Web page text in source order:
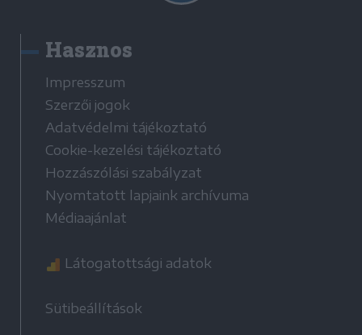
Hasznos
Impresszum
Szerzői jogok
Adatvédelmi tájékoztató
Cookie-kezelési tájékoztató
Hozzászólási szabályzat
Nyomtatott lapjaink archívuma
Médiaajánlat
Látogatottsági adatok
Sütibeállítások